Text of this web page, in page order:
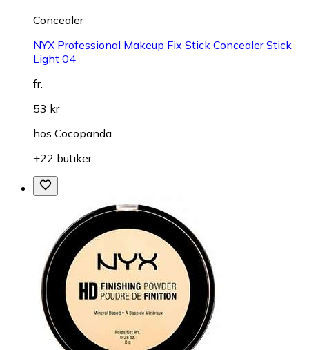
Concealer
NYX Professional Makeup Fix Stick Concealer Stick
Light 04
fr.
53 kr
hos Cocopanda
+22 butiker